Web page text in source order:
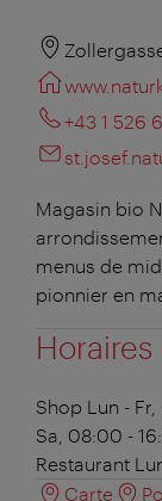
+43 1 526
Magasin bio
menus de
pionnier en
Shop Lun -
Sa, 08:00 -
Restaurant
Carte